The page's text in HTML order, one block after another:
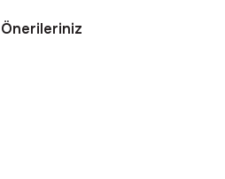
Önerileriniz